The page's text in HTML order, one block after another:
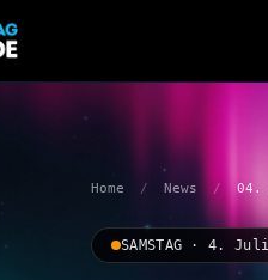
Home / News /
SAMSTAG · 4.